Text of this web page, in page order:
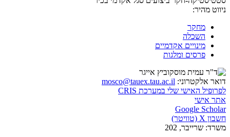
ניווט מהיר:
מחקר
השכלה
מינויים אקדמיים
פרסים ומלגות
דואר אלקטרוני: mosco@tauex.tau.ac.il
לפרופיל האישי שלי במערכת CRIS
אתר אישי
Google Scholar
חשבון X (טוויטר)
משרד: שרייבר, 202